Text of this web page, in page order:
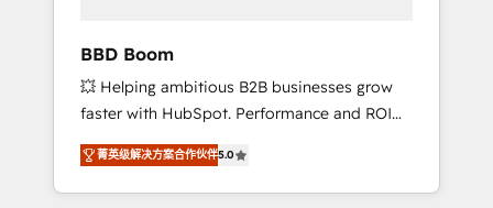
tools and CRM optimization • Retention
strategies with customer journey mapping 🏅
Elite-Level HubSpot Execution • 750+
onboardings and 2,000+ implementations •
Deep expertise across marketing, sales, and
service hubs • Built-in flexibility for startups
BBD Boom
💥 Helping ambitious B2B businesses grow
faster with HubSpot. Performance and ROI
focused. 💥 BBD Boom is the HubSpot
partner that can help you to HubSpot Better.
We work with your teams to solve all your
菁英级解决方案合作伙伴5.0